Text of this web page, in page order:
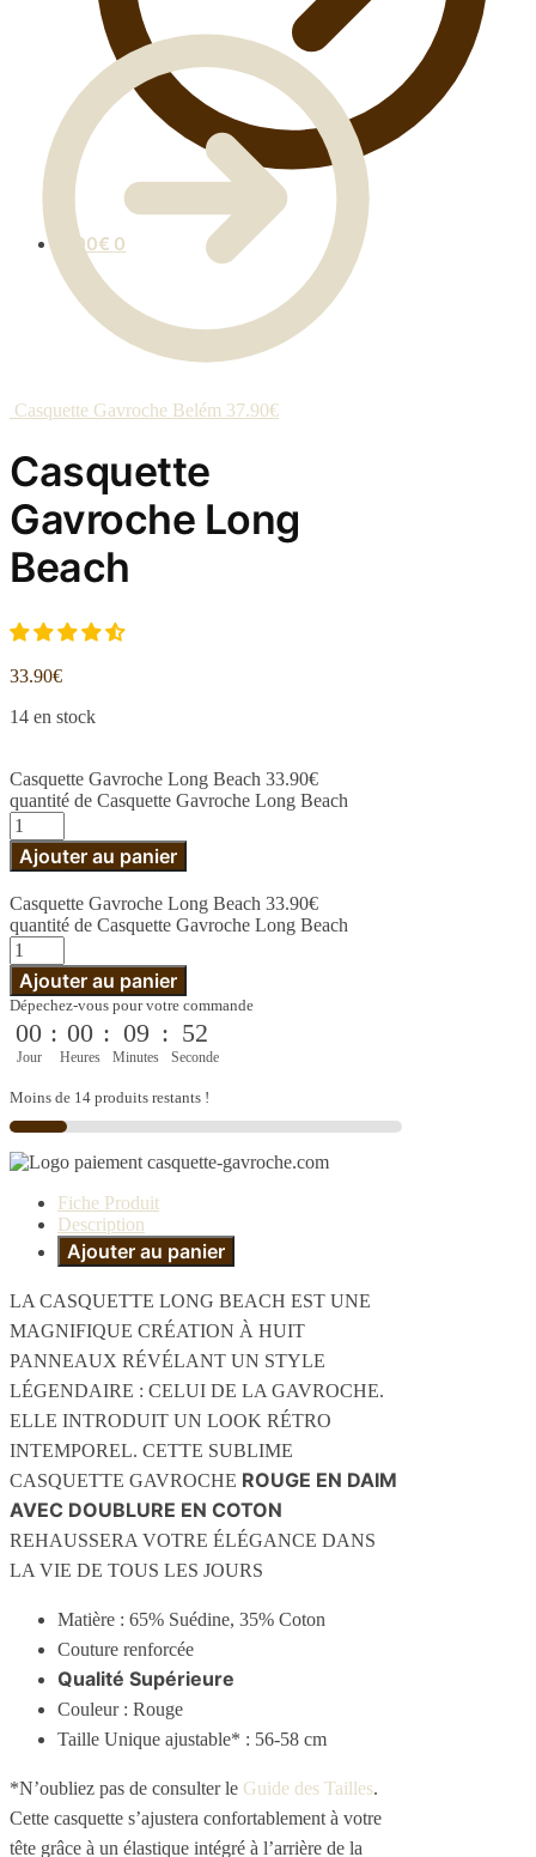
0.00€ 0
Casquette Gavroche Belém 37.90€
Casquette
Gavroche Long
Beach
33.90€
14 en stock
Casquette Gavroche Long Beach 33.90€
quantité de Casquette Gavroche Long Beach
Ajouter au panier
Casquette Gavroche Long Beach 33.90€
quantité de Casquette Gavroche Long Beach
Ajouter au panier
Dépechez-vous pour votre commande
00
Jour
: 00
Heures
: 09
Minutes
: 51
Seconde
Moins de 14 produits restants !
Fiche Produit
Description
Ajouter au panier
LA CASQUETTE LONG BEACH EST UNE
MAGNIFIQUE CRÉATION À HUIT
PANNEAUX RÉVÉLANT UN STYLE
LÉGENDAIRE : CELUI DE LA GAVROCHE.
ELLE INTRODUIT UN LOOK RÉTRO
INTEMPOREL. CETTE SUBLIME
CASQUETTE GAVROCHE ROUGE EN DAIM
AVEC DOUBLURE EN COTON
REHAUSSERA VOTRE ÉLÉGANCE DANS
LA VIE DE TOUS LES JOURS
Matière : 65% Suédine, 35% Coton
Couture renforcée
Qualité Supérieure
Couleur : Rouge
Taille Unique ajustable* : 56-58 cm
*N’oubliez pas de consulter le Guide des Tailles.
Cette casquette s’ajustera confortablement à votre
tête grâce à un élastique intégré à l’arrière de la